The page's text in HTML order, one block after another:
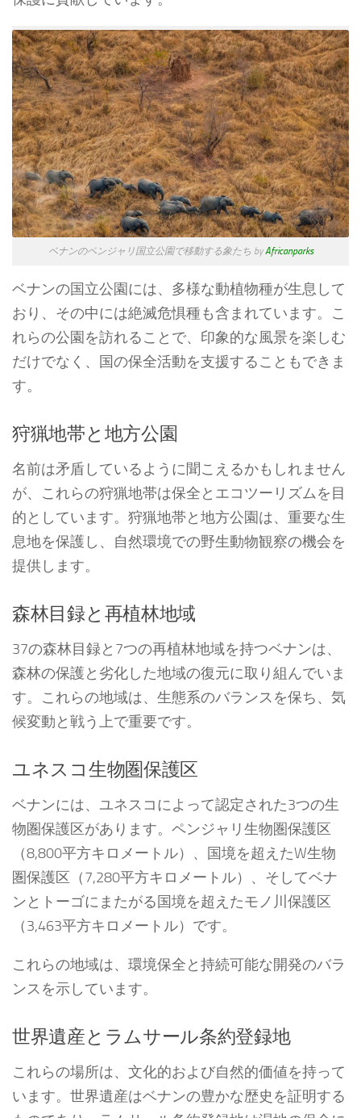
ベナンのペンジャリ国立公園で移動する象たち byAfricanparks
ベナンの国立公園には、多様な動植物種が生息して
おり、その中には絶滅危惧種も含まれています。こ
れらの公園を訪れることで、印象的な風景を楽しむ
だけでなく、国の保全活動を支援することもできま
す。
狩猟地帯と地方公園
名前は矛盾しているように聞こえるかもしれません
が、これらの狩猟地帯は保全とエコツーリズムを目
的としています。狩猟地帯と地方公園は、重要な生
息地を保護し、自然環境での野生動物観察の機会を
提供します。
森林目録と再植林地域
37の森林目録と7つの再植林地域を持つベナンは、
森林の保護と劣化した地域の復元に取り組んでいま
す。これらの地域は、生態系のバランスを保ち、気
候変動と戦う上で重要です。
ユネスコ生物圏保護区
ベナンには、ユネスコによって認定された3つの生
物圏保護区があります。ペンジャリ生物圏保護区
（8,800平方キロメートル）、国境を超えたW生物
圏保護区（7,280平方キロメートル）、そしてベナ
ンとトーゴにまたがる国境を超えたモノ川保護区
（3,463平方キロメートル）です。
これらの地域は、環境保全と持続可能な開発のバラ
ンスを示しています。
世界遺産とラムサール条約登録地
これらの場所は、文化的および自然的価値を持って
います。世界遺産はベナンの豊かな歴史を証明する